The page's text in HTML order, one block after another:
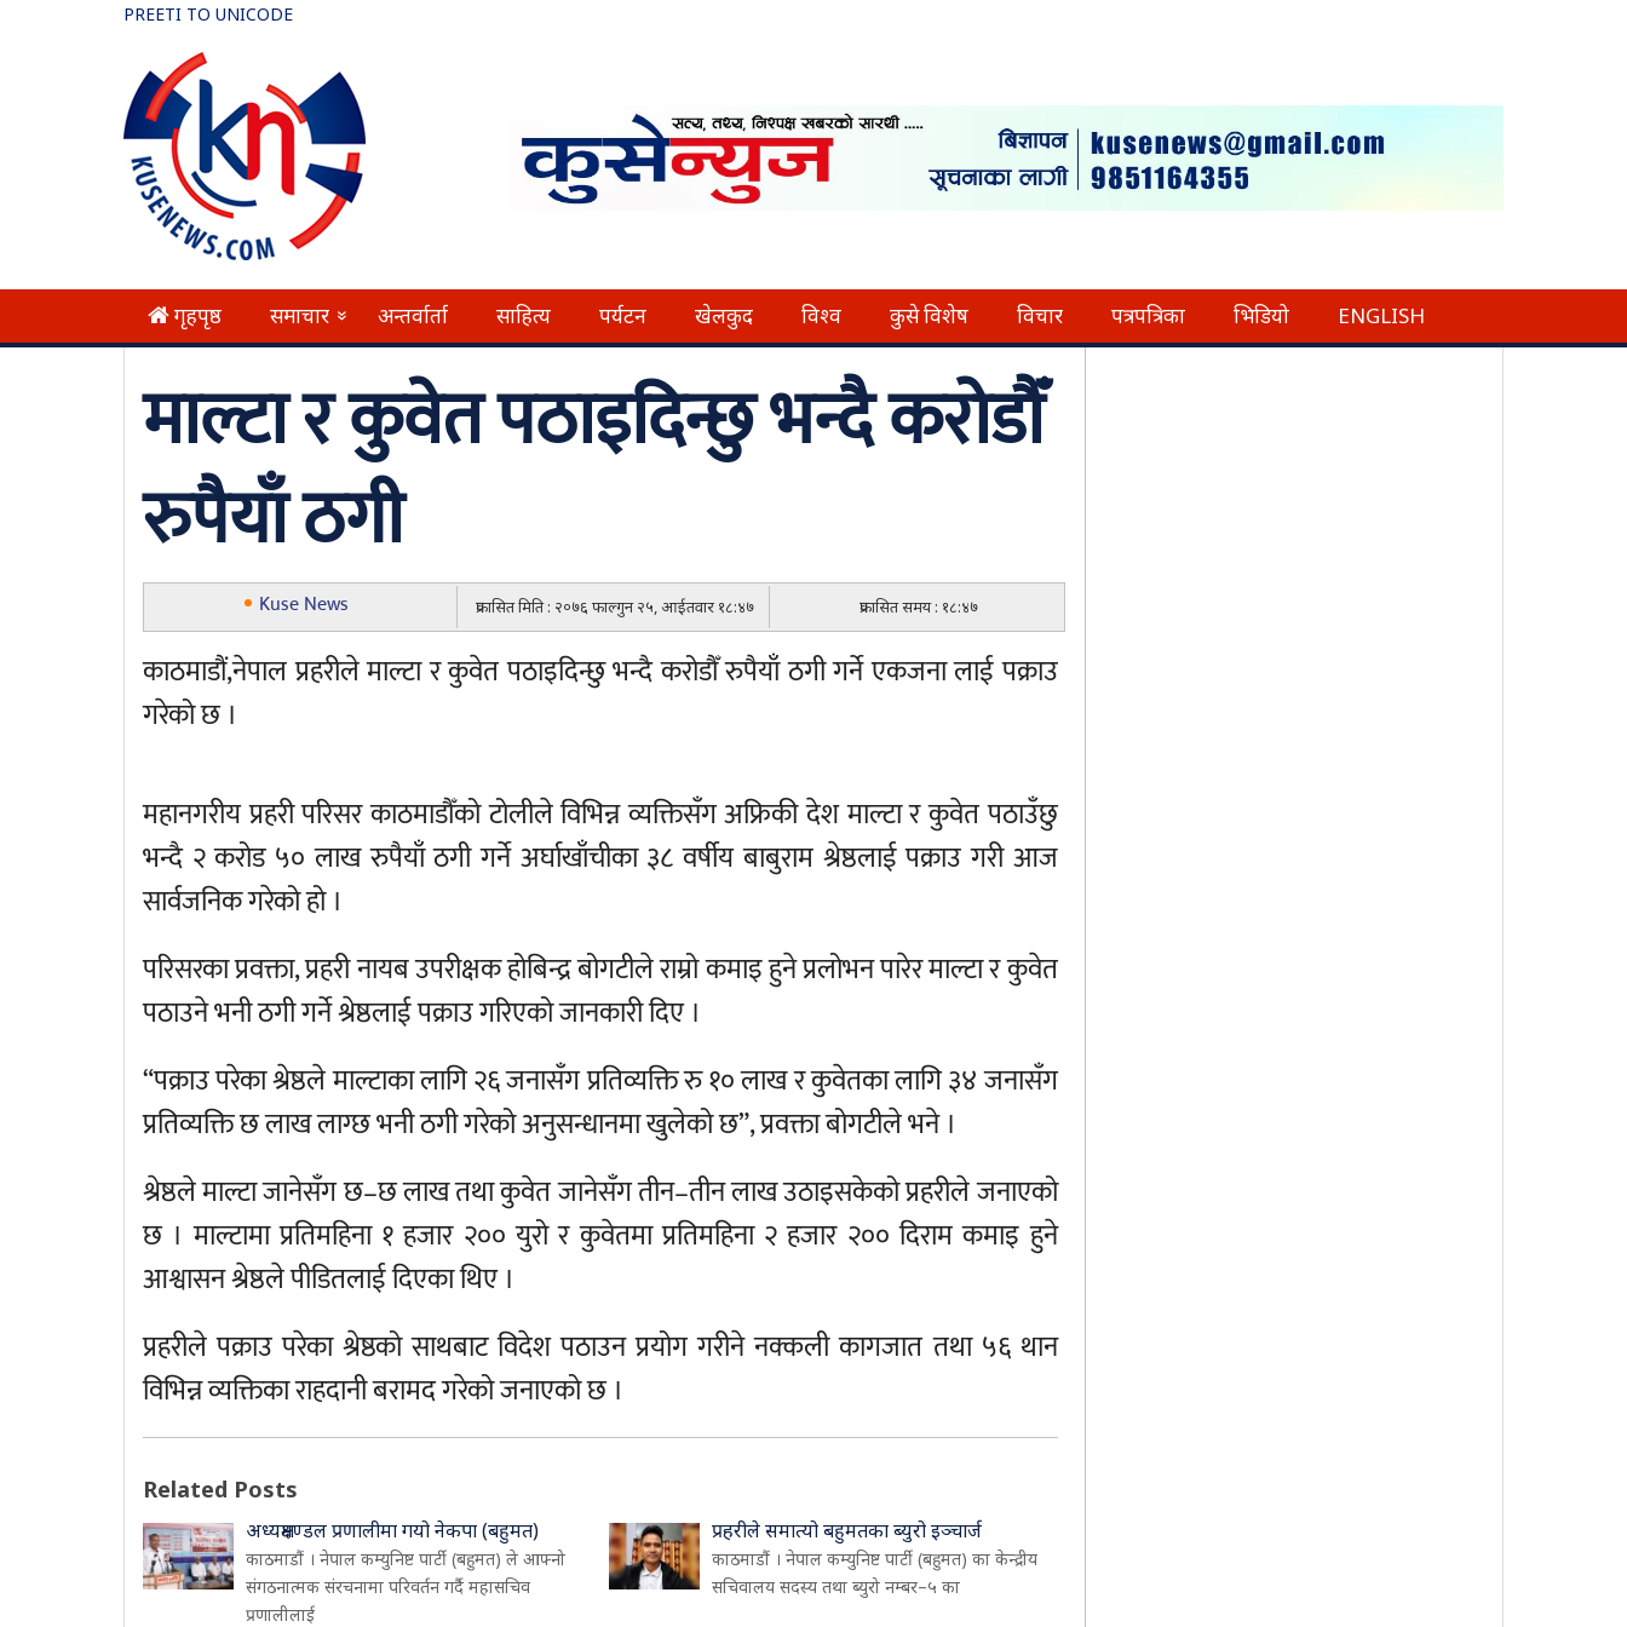
PREETI TO UNICODE
गृहपृष्ठ समाचार » अन्तर्वार्ता साहित्य पर्यटन खेलकुद विश्व कुसे विशेष विचार पत्रपत्रिका भिडियो ENGLISH
माल्टा र कुवेत पठाइदिन्छु भन्दै करोडौँ
रुपैयाँ ठगी
Kuse News प्रकासित मिति : २०७६ फाल्गुन २५, आईतवार १८:४७ प्रकासित समय : १८:४७
काठमाडौं,नेपाल प्रहरीले माल्टा र कुवेत पठाइदिन्छु भन्दै करोडौँ रुपैयाँ ठगी गर्ने एकजना लाई पक्राउ
गरेको छ ।
महानगरीय प्रहरी परिसर काठमाडौँको टोलीले विभिन्न व्यक्तिसँग अफ्रिकी देश माल्टा र कुवेत पठाउँछु
भन्दै २ करोड ५० लाख रुपैयाँ ठगी गर्ने अर्घाखाँचीका ३८ वर्षीय बाबुराम श्रेष्ठलाई पक्राउ गरी आज
सार्वजनिक गरेको हो ।
परिसरका प्रवक्ता, प्रहरी नायब उपरीक्षक होबिन्द्र बोगटीले राम्रो कमाइ हुने प्रलोभन पारेर माल्टा र कुवेत
पठाउने भनी ठगी गर्ने श्रेष्ठलाई पक्राउ गरिएको जानकारी दिए ।
“पक्राउ परेका श्रेष्ठले माल्टाका लागि २६ जनासँग प्रतिव्यक्ति रु १० लाख र कुवेतका लागि ३४ जनासँग
प्रतिव्यक्ति छ लाख लाग्छ भनी ठगी गरेको अनुसन्धानमा खुलेको छ”, प्रवक्ता बोगटीले भने ।
श्रेष्ठले माल्टा जानेसँग छ–छ लाख तथा कुवेत जानेसँग तीन–तीन लाख उठाइसकेको प्रहरीले जनाएको
छ । माल्टामा प्रतिमहिना १ हजार २०० युरो र कुवेतमा प्रतिमहिना २ हजार २०० दिराम कमाइ हुने
आश्वासन श्रेष्ठले पीडितलाई दिएका थिए ।
प्रहरीले पक्राउ परेका श्रेष्ठको साथबाट विदेश पठाउन प्रयोग गरीने नक्कली कागजात तथा ५६ थान
विभिन्न व्यक्तिका राहदानी बरामद गरेको जनाएको छ ।
Related Posts
अध्यक्षमण्डल प्रणालीमा गयो नेकपा (बहुमत)
काठमाडौं । नेपाल कम्युनिष्ट पार्टी (बहुमत) ले आफ्नो
संगठनात्मक संरचनामा परिवर्तन गर्दै महासचिव
प्रणालीलाई
प्रहरीले समात्यो बहुमतका ब्युरो इञ्चार्ज
काठमाडौं । नेपाल कम्युनिष्ट पार्टी (बहुमत) का केन्द्रीय
सचिवालय सदस्य तथा ब्युरो नम्बर–५ का